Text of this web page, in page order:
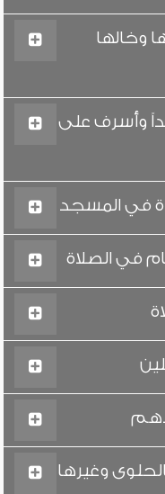
وخالها
وأسرف على
في المسجد
في الصلاة
وغيرها